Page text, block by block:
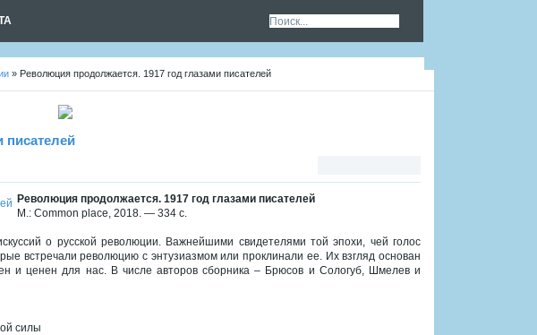
» Революция продолжается. 1917 год глазами писателей
писателей
Революция продолжается. 1917 год глазами писателей
М.: Common place, 2018. — 334 с.
о русской революции. Важнейшими свидетелями той эпохи, чей голос
встречали революцию с энтузиазмом или проклинали ее. Их взгляд основан
и ценен для нас. В числе авторов сборника – Брюсов и Сологуб, Шмелев и
силы